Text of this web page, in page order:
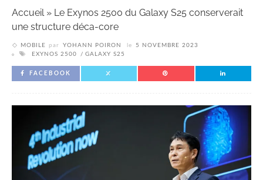
Accueil» Le Exynos 2500 du Galaxy S25 conserverait
une structure déca-core
MOBILE par YOHANN POIRON le
5 NOVEMBRE 2023
EXYNOS 2500
GALAXY S25
FACEBOOK